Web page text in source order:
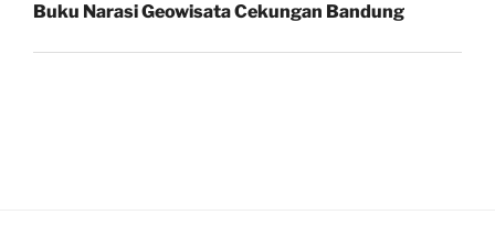
Buku Narasi Geowisata Cekungan Bandung